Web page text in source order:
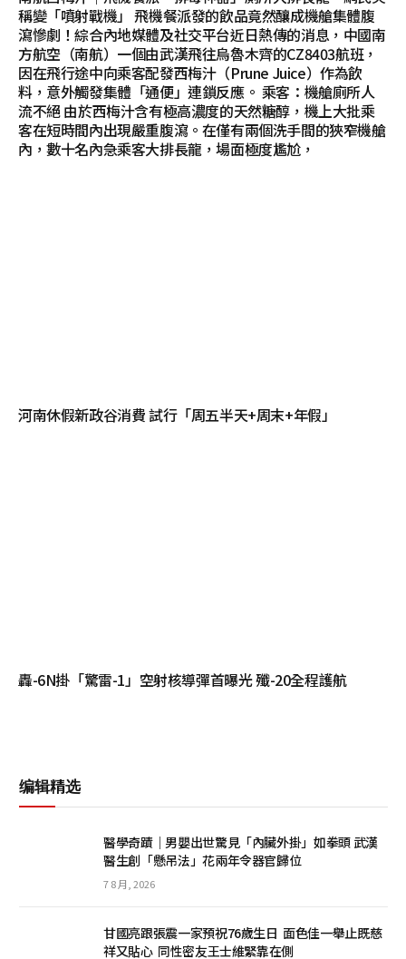
稱變「噴射戰機」 飛機餐派發的飲品竟然釀成機艙集體腹
瀉慘劇！綜合內地媒體及社交平台近日熱傳的消息，中國南
方航空（南航）一個由武漢飛往烏魯木齊的CZ8403航班，
因在飛行途中向乘客配發西梅汁（Prune Juice）作為飲
料，意外觸發集體「通便」連鎖反應。 乘客：機艙廁所人
流不絕 由於西梅汁含有極高濃度的天然糖醇，機上大批乘
客在短時間內出現嚴重腹瀉。在僅有兩個洗手間的狹窄機艙
內，數十名內急乘客大排長龍，場面極度尷尬，
河南休假新政谷消費 試行「周五半天+周末+年假」
轟-6N掛「驚雷-1」空射核導彈首曝光 殲-20全程護航
编辑精选
醫學奇蹟｜男嬰出世驚見「內臟外掛」如拳頭 武漢
醫生創「懸吊法」花兩年令器官歸位
7 8 月, 2026
甘國亮跟張震一家預祝76歲生日 面色佳一舉止既慈
祥又貼心 同性密友王士維緊靠在側